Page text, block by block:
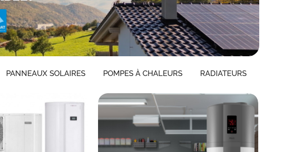
PANNEAUX SOLAIRES POMPES À CHALEURS RADIATEURS